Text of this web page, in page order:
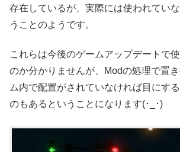
存在しているが、実際には使われてい
うことのようです。
これらは今後のゲームアップデートで
のか分かりませんが、Modの処理で置
ム内で配置がされていなければ目にす
のもあるということになります(･_･)